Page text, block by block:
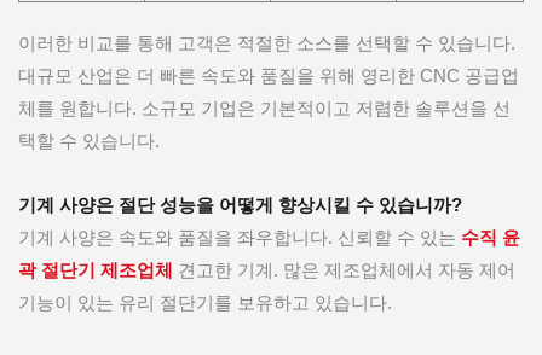
이러한 비교를 통해 고객은 적절한 소스를 선택할 수 있습니다.
대규모 산업은 더 빠른 속도와 품질을 위해 영리한 CNC 공급업
체를 원합니다. 소규모 기업은 기본적이고 저렴한 솔루션을 선
택할 수 있습니다.
기계 사양은 절단 성능을 어떻게 향상시킬 수 있습니까?
기계 사양은 속도와 품질을 좌우합니다. 신뢰할 수 있는 수직 윤
곽 절단기 제조업체
견고한 기계. 많은 제조업체에서 자동 제어
기능이 있는 유리 절단기를 보유하고 있습니다.